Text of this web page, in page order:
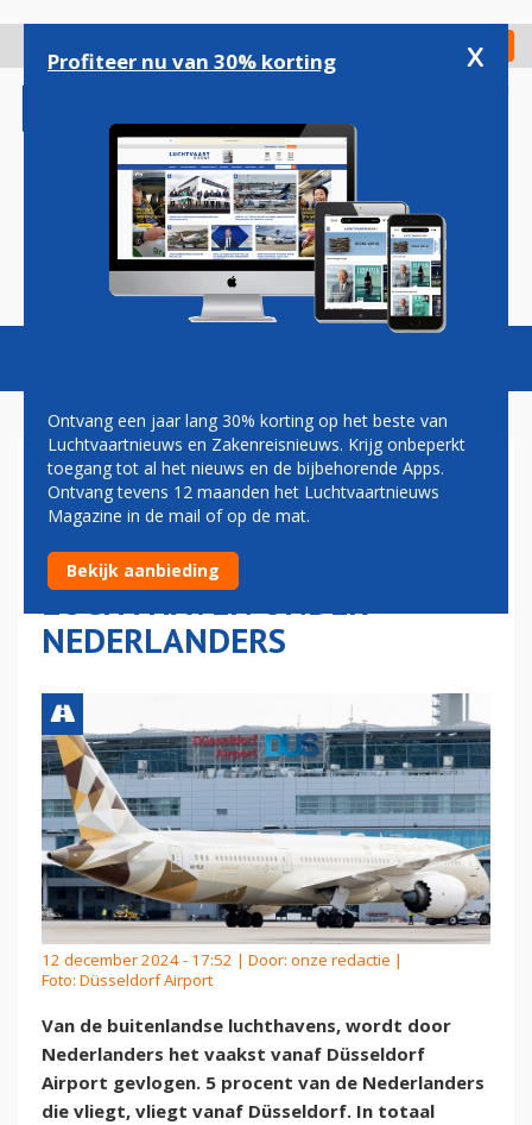
gaan
Check in
Magazine Podcasts Vacatures
DÜSSELDORF AIRPORT
POPULAIRSTE
BUITENLANDSE
LUCHTHAVEN ONDER
NEDERLANDERS
12 december 2024 - 17:52 | Door: onze redactie |
Foto: Düsseldorf Airport
Van de buitenlandse luchthavens, wordt door
Nederlanders het vaakst vanaf Düsseldorf
Airport gevlogen. 5 procent van de Nederlanders
die vliegt, vliegt vanaf Düsseldorf. In totaal
Profiteer nu van 30% korting x
Ontvang een jaar lang 30% korting op het beste van
Luchtvaartnieuws en Zakenreisnieuws. Krijg onbeperkt
toegang tot al het nieuws en de bijbehorende Apps.
Ontvang tevens 12 maanden het Luchtvaartnieuws
Magazine in de mail of op de mat.
Bekijk aanbieding